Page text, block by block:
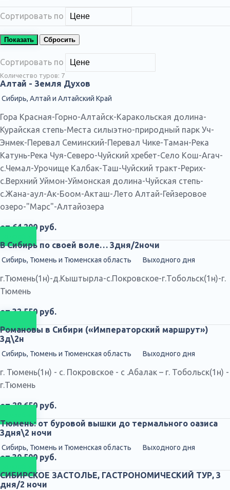
Сортировать по
Показать Сбросить
Сортировать по
Количество туров: 7
Алтай - Земля Духов
Сибирь, Алтай и Алтайский Край
Гора Красная-Горно-Алтайск-Каракольская долина-
Курайская степь-Места силыэтно-природный парк Уч-
Энмек-Перевал Семинский-Перевал Чике-Таман-Река
Катунь-Река Чуя-Северо-Чуйский хребет-Село Кош-Агач-
с.Чемал-Урочище Калбак-Таш-Чуйский тракт-Рерих-
с.Верхний Уймон-Уймонская долина-Чуйская степь-
с.Жана-аул-Ак-Боом-Акташ-Лето Алтай-Гейзеровое
озеро-"Марс"-Алтайозера
от 64 200 руб.
В Сибирь по своей воле… 3дня/2ночи
Сибирь, Тюмень и Тюменская область Выходного дня
г.Тюмень(1н)-д.Кыштырла-с.Покровское-г.Тобольск(1н)-г.
Тюмень
от 32 550 руб.
Романовы в Сибири («Императорский маршрут»)
3д\2н
Сибирь, Тюмень и Тюменская область Выходного дня
г. Тюмень(1н) - с. Покровское - с .Абалак – г. Тобольск(1н) -
г.Тюмень
от 28 650 руб.
Тюмень: от буровой вышки до термального оазиса
3дня\2 ночи
Сибирь, Тюмень и Тюменская область Выходного дня
от 30 500 руб.
СИБИРСКОЕ ЗАСТОЛЬЕ, ГАСТРОНОМИЧЕСКИЙ ТУР, 3
дня/2 ночи